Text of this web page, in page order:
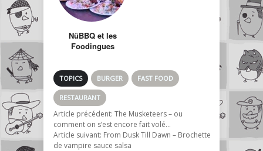
NüBBQ et les
Foodingues
TOPICS BURGER FAST FOOD
RESTAURANT
Article précédent: The Musketeers – ou
comment on s’est encore fait volé…
Article suivant: From Dusk Till Dawn – Brochette
de vampire sauce salsa